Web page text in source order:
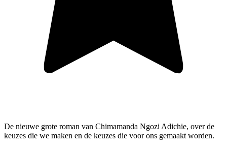
De nieuwe grote roman van Chimamanda Ngozi Adichie, over de
keuzes die we maken en de keuzes die voor ons gemaakt worden.